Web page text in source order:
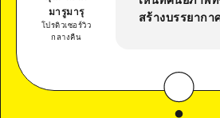
มารูมารุ
โปรดิวเซอร์วิว
กลางคืน
สร้างบรรยาก